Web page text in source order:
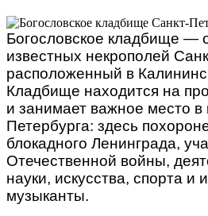
Богословское кладбище —
известных некрополей
расположенный в
Кладбище находится на
и занимает важное место в
Петербурга: здесь
блокадного Ленинграда,
Отечественной войны,
науки, искусства, спорта и
музыканты.